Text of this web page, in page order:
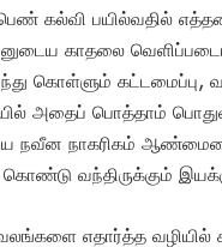
கல்வி பயில்வதில்
காதலை
கொள்ளும்
அதைப் பொத்தாம்
நவீன நாகரிகம்
வந்திருக்கும்
எதார்த்த வழியில்